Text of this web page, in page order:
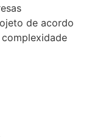
de acordo